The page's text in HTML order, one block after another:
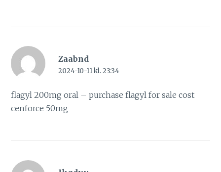
Zaabnd
2024-10-11 kl. 23:34
flagyl 200mg oral –purchase flagyl for sale cost
cenforce 50mg